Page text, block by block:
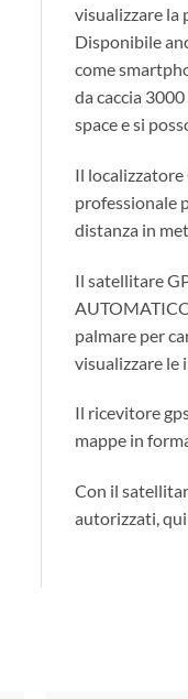
visualizzare la
Disponibile
come
da caccia
space e si
Il localizzatore
professionale
distanza in
Il satellitare
palmare per
visualizzare le
Il ricevitore
mappe in
Con il
autorizzati,